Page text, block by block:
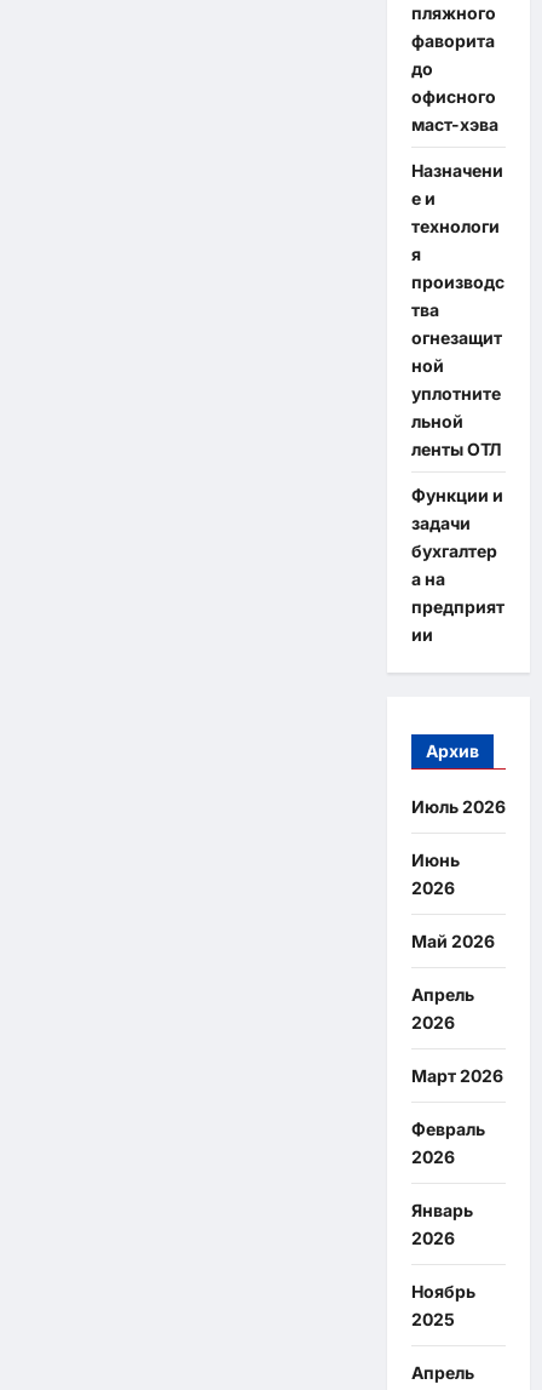
пляжного
фаворита
до
офисного
маст-хэва
Назначени
е и
технологи
я
производс
тва
огнезащит
ной
уплотните
льной
ленты ОТЛ
Функции и
задачи
бухгалтер
а на
предприят
ии
Архив
Июль 2026
Июнь
2026
Май 2026
Апрель
2026
Март 2026
Февраль
2026
Январь
2026
Ноябрь
2025
Апрель